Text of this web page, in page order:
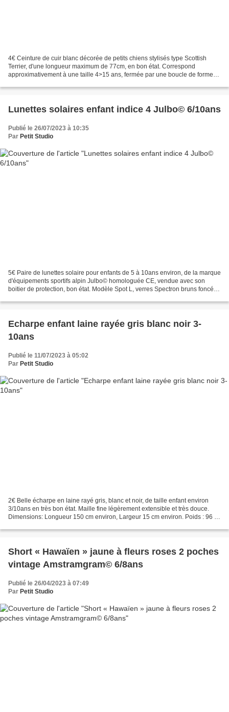
4€ Ceinture de cuir blanc décorée de petits chiens stylisés type Scottish
Terrier, d'une longueur maximum de 77cm, en bon état. Correspond
approximativement à une taille 4>15 ans, fermée par une boucle de forme
Lunettes solaires enfant indice 4 Julbo© 6/10ans
Publié le 26/07/2023 à 10:35
Par Petit Studio
5€ Paire de lunettes solaire pour enfants de 5 à 10ans environ, de la marque
d'équipements sportifs alpin Julbo© homologuée CE, vendue avec son
boitier de protection, bon état. Modèle Spot L, verres Spectron bruns foncés
Echarpe enfant laine rayée gris blanc noir 3-
10ans
Publié le 11/07/2023 à 05:02
Par Petit Studio
2€ Belle écharpe en laine rayé gris, blanc et noir, de taille enfant environ
3/10ans en très bon état. Maille fine légèrement extensible et très douce.
Dimensions: Longueur 150 cm environ, Largeur 15 cm environ. Poids : 96 gr.
Short « Hawaïen » jaune à fleurs roses 2 poches
vintage Amstramgram© 6/8ans
Publié le 26/04/2023 à 07:49
Par Petit Studio